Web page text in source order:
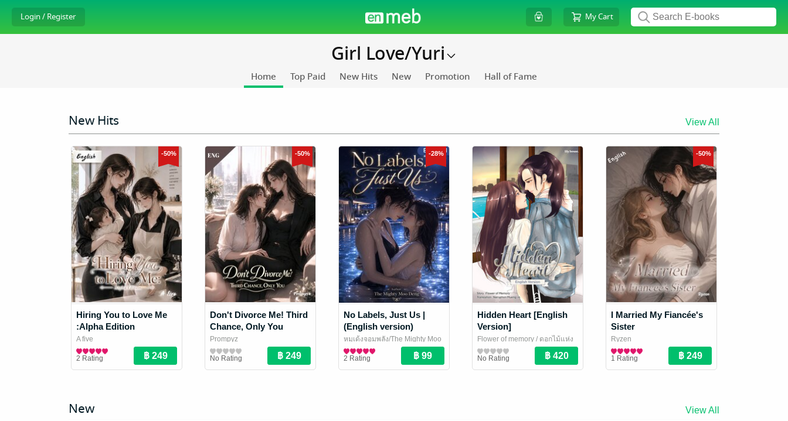
My Cart
Girl Love/Yuri
Home Top Paid New Hits New Promotion Hall of Fame
New Hits View All
-50%
Hiring You to Love Me
:Alpha Edition
#Omegaverse
A five
นิยาย Girl Love/Yuri
2 Rating
-50%
Don't Divorce Me! Third
Chance, Only You
Prompyz
นิยาย Girl Love/Yuri
No Rating
-28%
No Labels, Just Us |
(English version)
หมูเด้งจอมพลัง/The Mighty Moo
Deng/ Norikokoro
นิยาย Girl Love/Yuri
2 Rating
Hidden Heart [English
Version]
Flower of memory / ดอกไม้แห่ง
ความทรงจำ
/ lily house.
นิยาย Girl Love/Yuri
No Rating
-50%
I Married My Fiancée's
Sister
Ryzen
นิยาย Girl Love/Yuri
1 Rating
New View All